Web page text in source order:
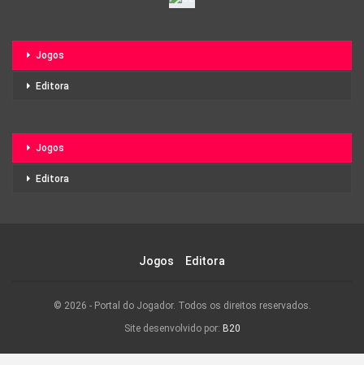
Jogos
Editora
Jogos
Editora
Jogos Editora
© 2026 - Portal do Jogador. Todos os direitos reservados.
Site desenvolvido por: B20